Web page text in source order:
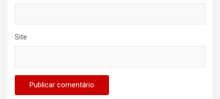
Site